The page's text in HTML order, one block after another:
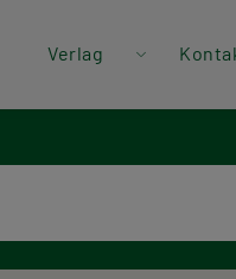
Verlag